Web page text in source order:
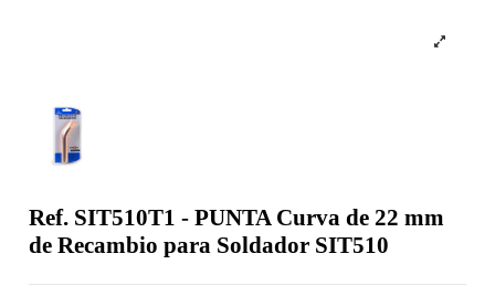
Ref. SIT510T1 - PUNTA Curva de 22 mm
de Recambio para Soldador SIT510